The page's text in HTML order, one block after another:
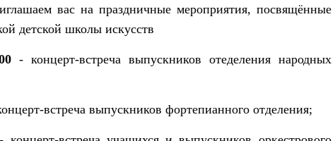
вас на праздничные мероприятия, посвящённые
детской школы искусств
- концерт-встреча выпускников отеделения народных
встреча выпускников фортепианного отделения;